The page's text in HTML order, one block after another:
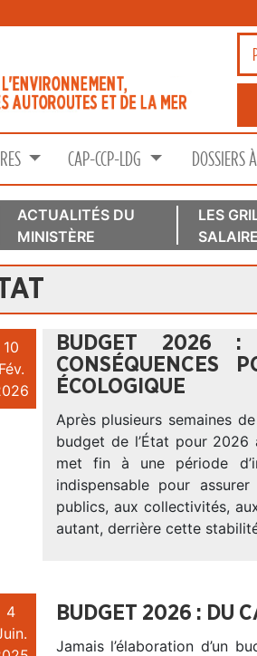
CAP-CCP-LDG DOSSIERS
ACTUALITÉS DU
MINISTÈRE
LES
10
Fév.
BUDGET 2026 :
CONSÉQUENCES
ÉCOLOGIQUE
Après plusieurs semaines
budget de l’État pour
met fin à une période
indispensable pour
publics, aux collectivités,
autant, derrière cette
4
BUDGET 2026 : DU
Jamais l’élaboration d’un